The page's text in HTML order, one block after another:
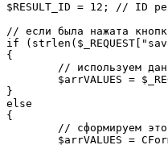
$RESULT_ID = 12; // ID
// если была нажата
if
{
}
else
{